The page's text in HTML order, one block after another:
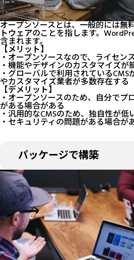
オープンソースとは、一般的には無
トウェアのことを指します。
含まれます。
【メリット】
・オープンソースなので、ライセン
・機能やデザインのカスタマイズが
・グローバルで利用されているCMS
やカスタマイズ業者が多数存在する
【デメリット】
・オープンソースのため、自分でプ
がある場合がある
・汎用的なCMSのため、独自性が低
・セキュリティの問題がある場合が
パッケージで構築